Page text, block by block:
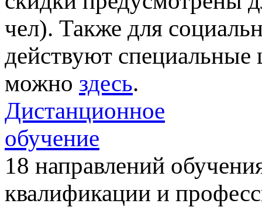
чел). Также для
действуют
можно здесь.
Дистанционное
обучение
18 направлений
квалификации и